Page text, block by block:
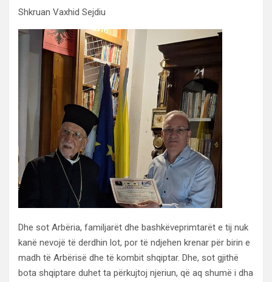
Shkruan Vaxhid Sejdiu
Dhe sot Arbëria, familjarët dhe bashkëveprimtarët e tij nuk
kanë nevojë të derdhin lot, por të ndjehen krenar për birin e
madh të Arbërisë dhe të kombit shqiptar. Dhe, sot gjithë
bota shqiptare duhet ta përkujtoj njeriun, që aq shumë i dha